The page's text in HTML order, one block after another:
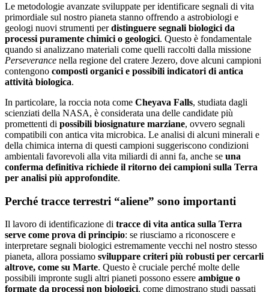
Le metodologie avanzate sviluppate per identificare segnali di vita
primordiale sul nostro pianeta stanno offrendo a astrobiologi e
geologi nuovi strumenti perdistinguere segnali biologici da
processi puramente chimici o geologici. Questo è fondamentale
quando si analizzano materiali come quelli raccolti dalla missione
Perseverance nella regione del cratere Jezero, dove alcuni campioni
contengono composti organici e possibili indicatori di antica
attività biologica.
In particolare, la roccia nota come Cheyava Falls, studiata dagli
scienziati della NASA, è considerata una delle candidate più
promettenti di possibili biosignature marziane, ovvero segnali
compatibili con antica vita microbica. Le analisi di alcuni minerali e
della chimica interna di questi campioni suggeriscono condizioni
ambientali favorevoli alla vita miliardi di anni fa, anche se una
conferma definitiva richiede il ritorno dei campioni sulla Terra
per analisi più approfondite.
Perché tracce terrestri “aliene” sono importanti
Il lavoro di identificazione di tracce di vita antica sulla Terra
serve come prova di principio: se riusciamo a riconoscere e
interpretare segnali biologici estremamente vecchi nel nostro stesso
pianeta, allora possiamo sviluppare criteri più robusti per cercarli
altrove, come su Marte. Questo è cruciale perché molte delle
possibili impronte sugli altri pianeti possono essere ambigue o
formate da processi non biologici, come dimostrano studi passati